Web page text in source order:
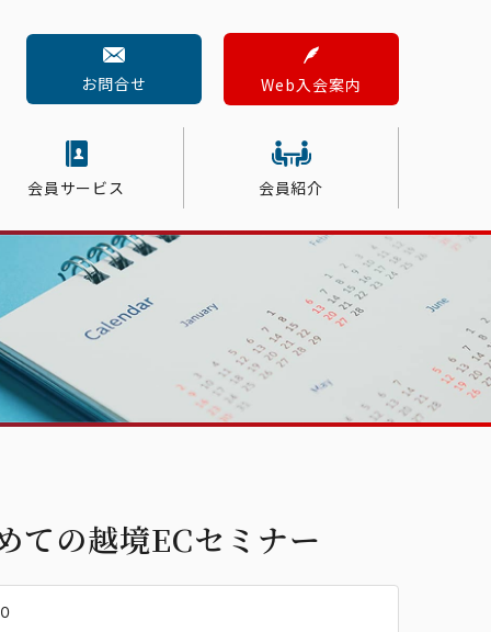
お問合せ Web入会案内
すいた商工会議所ニュース
税務・記帳
人材採用
会員交流
定期健康診断
会員サービス
ス
会員紹介
新入会員紹介
ての越境ECセミナー